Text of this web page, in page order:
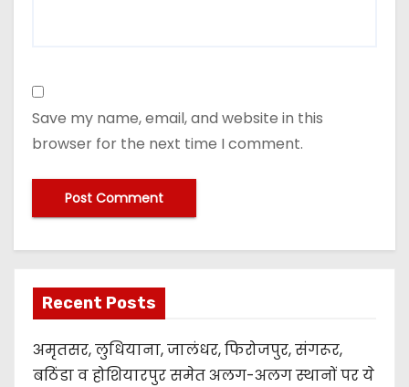
Save my name, email, and website in this
browser for the next time I comment.
Recent Posts
अमृतसर, लुधियाना, जालंधर, फिरोजपुर, संगरूर,
बठिंडा व होशियारपुर समेत अलग-अलग स्थानों पर ये